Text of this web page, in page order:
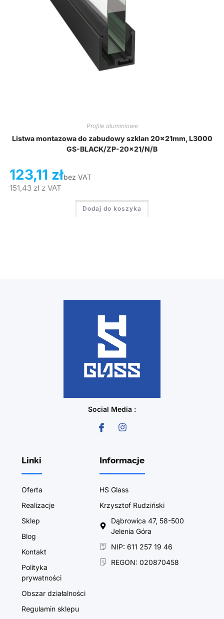
Profile aluminiowe
Listwa montazowa do zabudowy szklan 20x21mm, L3000
GS-BLACK/ZP-20×21/N/B
123,11 złbez VAT
151,43 złz VAT
Dodaj do koszyka
Social Media :
Linki
Oferta
Realizacje
Sklep
Blog
Kontakt
Polityka
prywatności
Obszar działalności
Regulamin sklepu
Informacje
HS Glass
Krzysztof Rudziński
Dąbrowica 47, 58-500
Jelenia Góra
NIP: 611 257 19 46
REGON: 020870458